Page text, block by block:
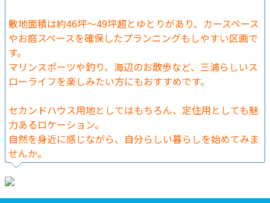
敷地面積は約46坪～49坪超とゆとりがあり、カースペース
やお庭スペースを確保したプランニングもしやすい区画で
す。
マリンスポーツや釣り、海辺のお散歩など、三浦らしいス
ローライフを楽しみたい方にもおすすめです。
セカンドハウス用地としてはもちろん、定住用としても魅
力あるロケーション。
自然を身近に感じながら、自分らしい暮らしを始めてみま
せんか。